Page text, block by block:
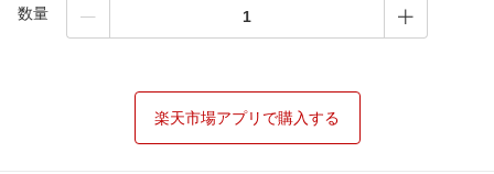
数量
楽天市場アプリで購入する